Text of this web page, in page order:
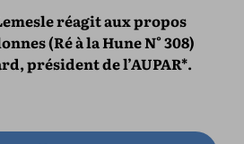
réagit aux propos
(Ré à la Hune N° 308)
président de l’AUPAR*.